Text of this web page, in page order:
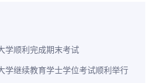
学顺利完成期末考试
学继续教育学士学位考试顺利举行